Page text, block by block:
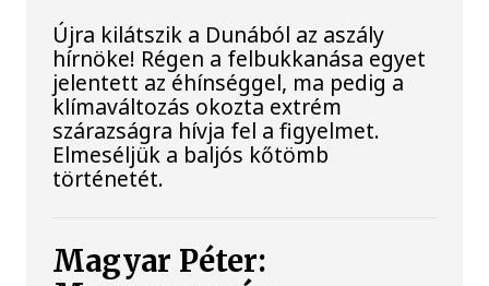
Újra kilátszik a Dunából az aszály
hírnöke! Régen a felbukkanása egyet
jelentett az éhínséggel, ma pedig a
klímaváltozás okozta extrém
szárazságra hívja fel a figyelmet.
Elmeséljük a baljós kőtömb
történetét.
Magyar Péter: